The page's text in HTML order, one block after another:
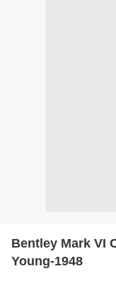
Bentley Mark VI
Young-1948